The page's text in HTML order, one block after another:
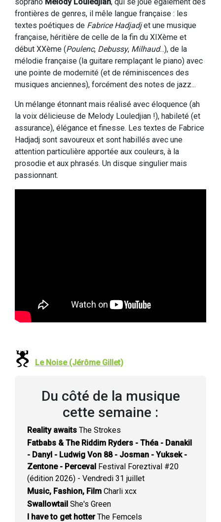
frontières de genres, il mêle langue française : les
textes poétiques de Fabrice Hadjadjet une musique
française, héritière de celle de la fin du XIXème et
début XXème (Poulenc, Debussy, Milhaud...), de la
mélodie française (la guitare remplaçant le piano) avec
une pointe de modernité (et de réminiscences des
musiques anciennes), forcément des notes de jazz...
Un mélange étonnant mais réalisé avec éloquence (ah
la voix délicieuse de Melody Louledjian !), habileté (et
assurance), élégance et finesse. Les textes de Fabrice
Hadjadj sont savoureux et sont habillés avec une
attention particulière apportée aux couleurs, à la
prosodie et aux phrasés. Un disque singulier mais
passionnant.
Le Noise (Jérôme Gillet)
Du côté de la musique
cette semaine :
Reality awaits The Strokes
Fatbabs & The Riddim Ryders - Théa - Danakil
- Danyl - Ludwig Von 88 - Josman - Yuksek -
Zentone - Perceval Festival Foreztival #20
(édition 2026) - Vendredi 31 juillet
Music, Fashion, Film Charli xcx
Swallowtail She's Green
I have to get hotterThe Femcels